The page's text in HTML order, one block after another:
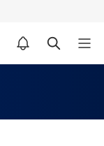
알림설정 바로가기 검색 바로가기 메뉴 열기